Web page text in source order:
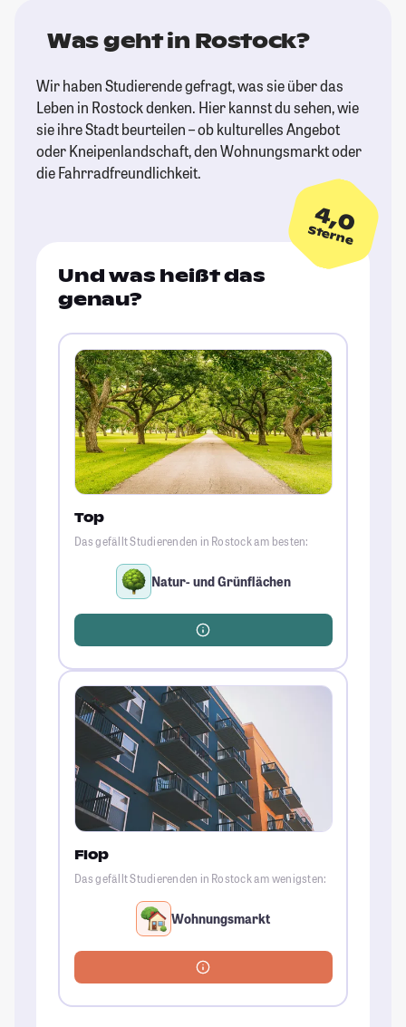
Was geht in Rostock?
Wir haben Studierende gefragt, was sie über das
Leben in Rostock denken. Hier kannst du sehen, wie
sie ihre Stadt beurteilen – ob kulturelles Angebot
oder Kneipenlandschaft, den Wohnungsmarkt oder
die Fahrradfreundlichkeit.
4,0
Sterne
Und was heißt das
genau?
Top
Das gefällt Studierenden in Rostock am besten:
Natur- und Grünflächen
Flop
Das gefällt Studierenden in Rostock am wenigsten:
Wohnungsmarkt